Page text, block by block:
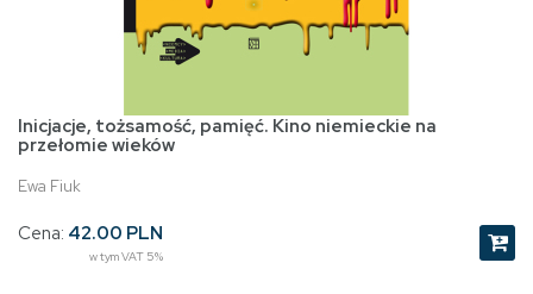
Inicjacje, tożsamość, pamięć. Kino niemieckie na
przełomie wieków
Ewa Fiuk
Cena: 42.00 PLN
w tym VAT 5%